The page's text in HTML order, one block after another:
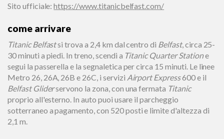
Sito ufficiale:https://www.titanicbelfast.com/
come arrivare
Titanic Belfastsi trova a 2,4 km dal centro di Belfast, circa 25-
30 minuti a piedi. In treno, scendi a Titanic Quarter Statione
segui la passerella e la segnaletica per circa 15 minuti. Le linee
Metro 26, 26A, 26B e 26C, i servizi Airport Express600 e il
Belfast Gliderservono la zona, con una fermata Titanic
proprio all'esterno. In auto puoi usare il parcheggio
sotterraneo a pagamento, con 520 posti e limite d'altezza di
2,1 m.